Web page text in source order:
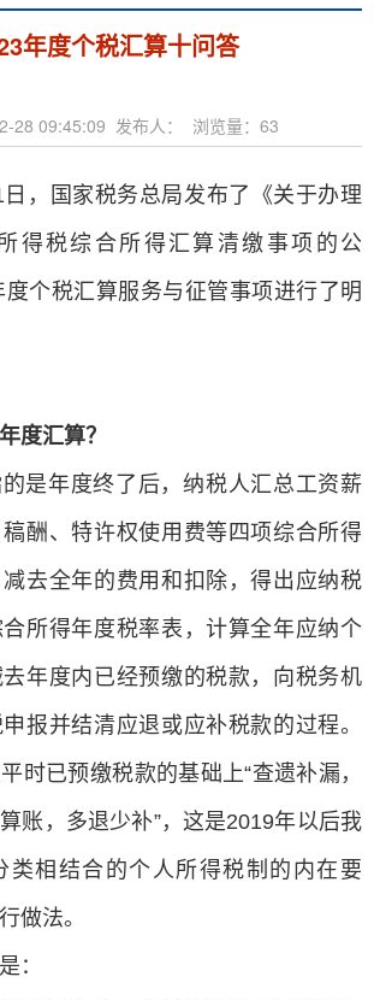
年度个税汇算十问答
28 09:45:09 发布人： 浏览量： 63
，国家税务总局发布了《关于办理
得税综合所得汇算清缴事项的公
个税汇算服务与征管事项进行了明
度汇算？
是年度终了后，纳税人汇总工资薪
酬、特许权使用费等四项综合所得
去全年的费用和扣除，得出应纳税
所得年度税率表，计算全年应纳个
年度内已经预缴的税款，向税务机
报并结清应退或应补税款的过程。
时已预缴税款的基础上“查遗补漏，
账，多退少补”，这是2019年以后我
类相结合的个人所得税制的内在要
做法。
：